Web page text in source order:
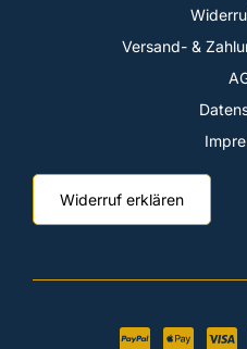
Versand- &
Widerruf erklären